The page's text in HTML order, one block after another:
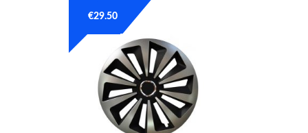
Bedrijfswagen parts
€29.50